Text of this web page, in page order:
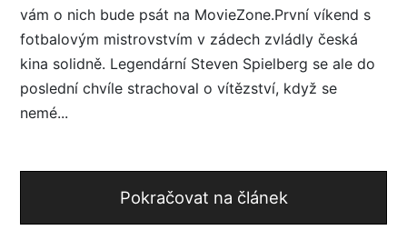
vám o nich bude psát na MovieZone.První víkend s
fotbalovým mistrovstvím v zádech zvládly česká
kina solidně. Legendární Steven Spielberg se ale do
poslední chvíle strachoval o vítězství, když se
nemé...
Pokračovat na článek